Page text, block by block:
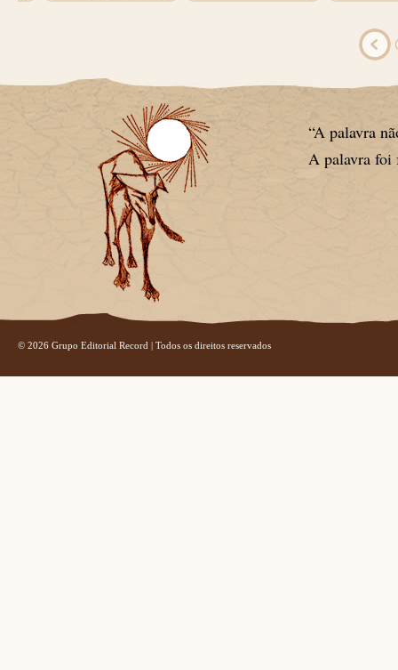
“A palavra
A palavra foi
© 2026 Grupo Editorial Record | Todos os direitos reservados